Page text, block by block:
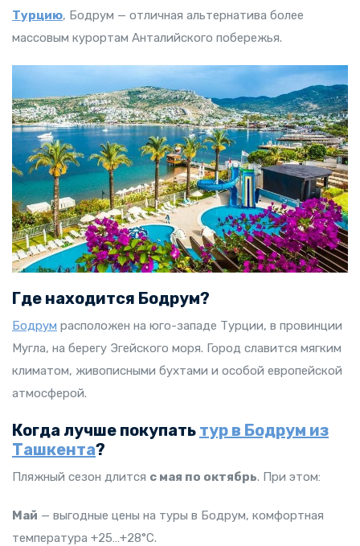
Турцию, Бодрум — отличная альтернатива более
массовым курортам Анталийского побережья.
Где находится Бодрум?
Бодрум расположен на юго-западе Турции, в провинции
Мугла, на берегу Эгейского моря. Город славится мягким
климатом, живописными бухтами и особой европейской
атмосферой.
Когда лучше покупать тур в Бодрум из
Ташкента?
Пляжный сезон длится с мая по октябрь. При этом:
Май — выгодные цены на туры в Бодрум, комфортная
температура +25…+28°C.